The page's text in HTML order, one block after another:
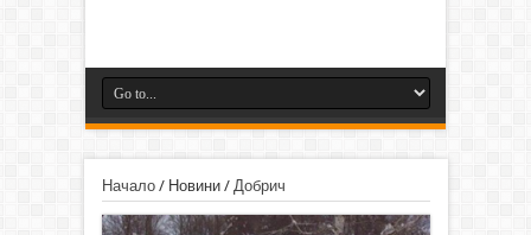
Начало/ Новини/ Добрич